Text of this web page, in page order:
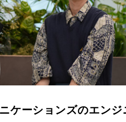
ケーションズのエンジ